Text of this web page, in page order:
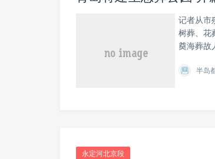
记者从市
树葬、花
奠海葬故
半岛
永定河北京段